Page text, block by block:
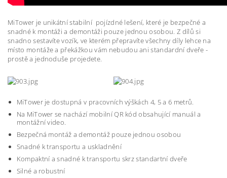
MiTower je unikátní stabilní pojízdné lešení, které je bezpečné a
snadné k montáži a demontáži pouze jednou osobou. Z dílů si
snadno sestavíte vozík, ve kterém přepravíte všechny díly lehce na
místo montáže a překážkou vám nebudou ani standardní dveře -
prostě a jednoduše projedete.
MiTower je dostupná v pracovních výškách 4, 5 a 6 metrů.
Na MiTower se nachází mobilní QR kód obsahující manuál a
montážní video.
Bezpečná montáž a demontáž pouze jednou osobou
Snadné k transportu a uskladnění
Kompaktní a snadné k transportu skrz standartní dveře
Silné a robustní